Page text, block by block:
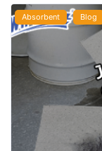
Absorbent Blog